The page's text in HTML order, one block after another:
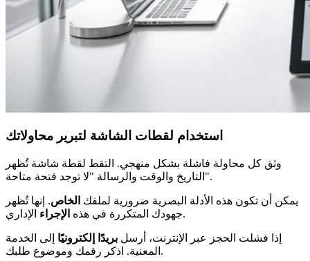
استخدام لقطات الشاشة لتبرير محاولاتك
وثق كل محاولة فاشلة بشكل منهجي. التقط لقطة شاشة تُظهر
التاريخ والوقت والرسالة "لا توجد فتحة متاحة".
يمكن أن تكون هذه الأدلة البصرية ضرورية لملفك الخاص. إنها تُظهر
جهودك المتكررة في هذه الإجراء الإداري.
إذا فشلت الحجز عبر الإنترنت، أرسل بريدًا إلكترونيًا إلى الخدمة
المعنية. اذكر رقمك وموضوع طلبك.